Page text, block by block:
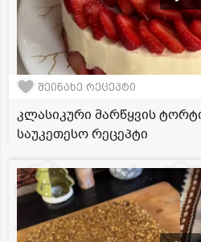
შეინახე რეცეპტი
კლასიკური მარწყვის
საუკეთესო რეცეპტი